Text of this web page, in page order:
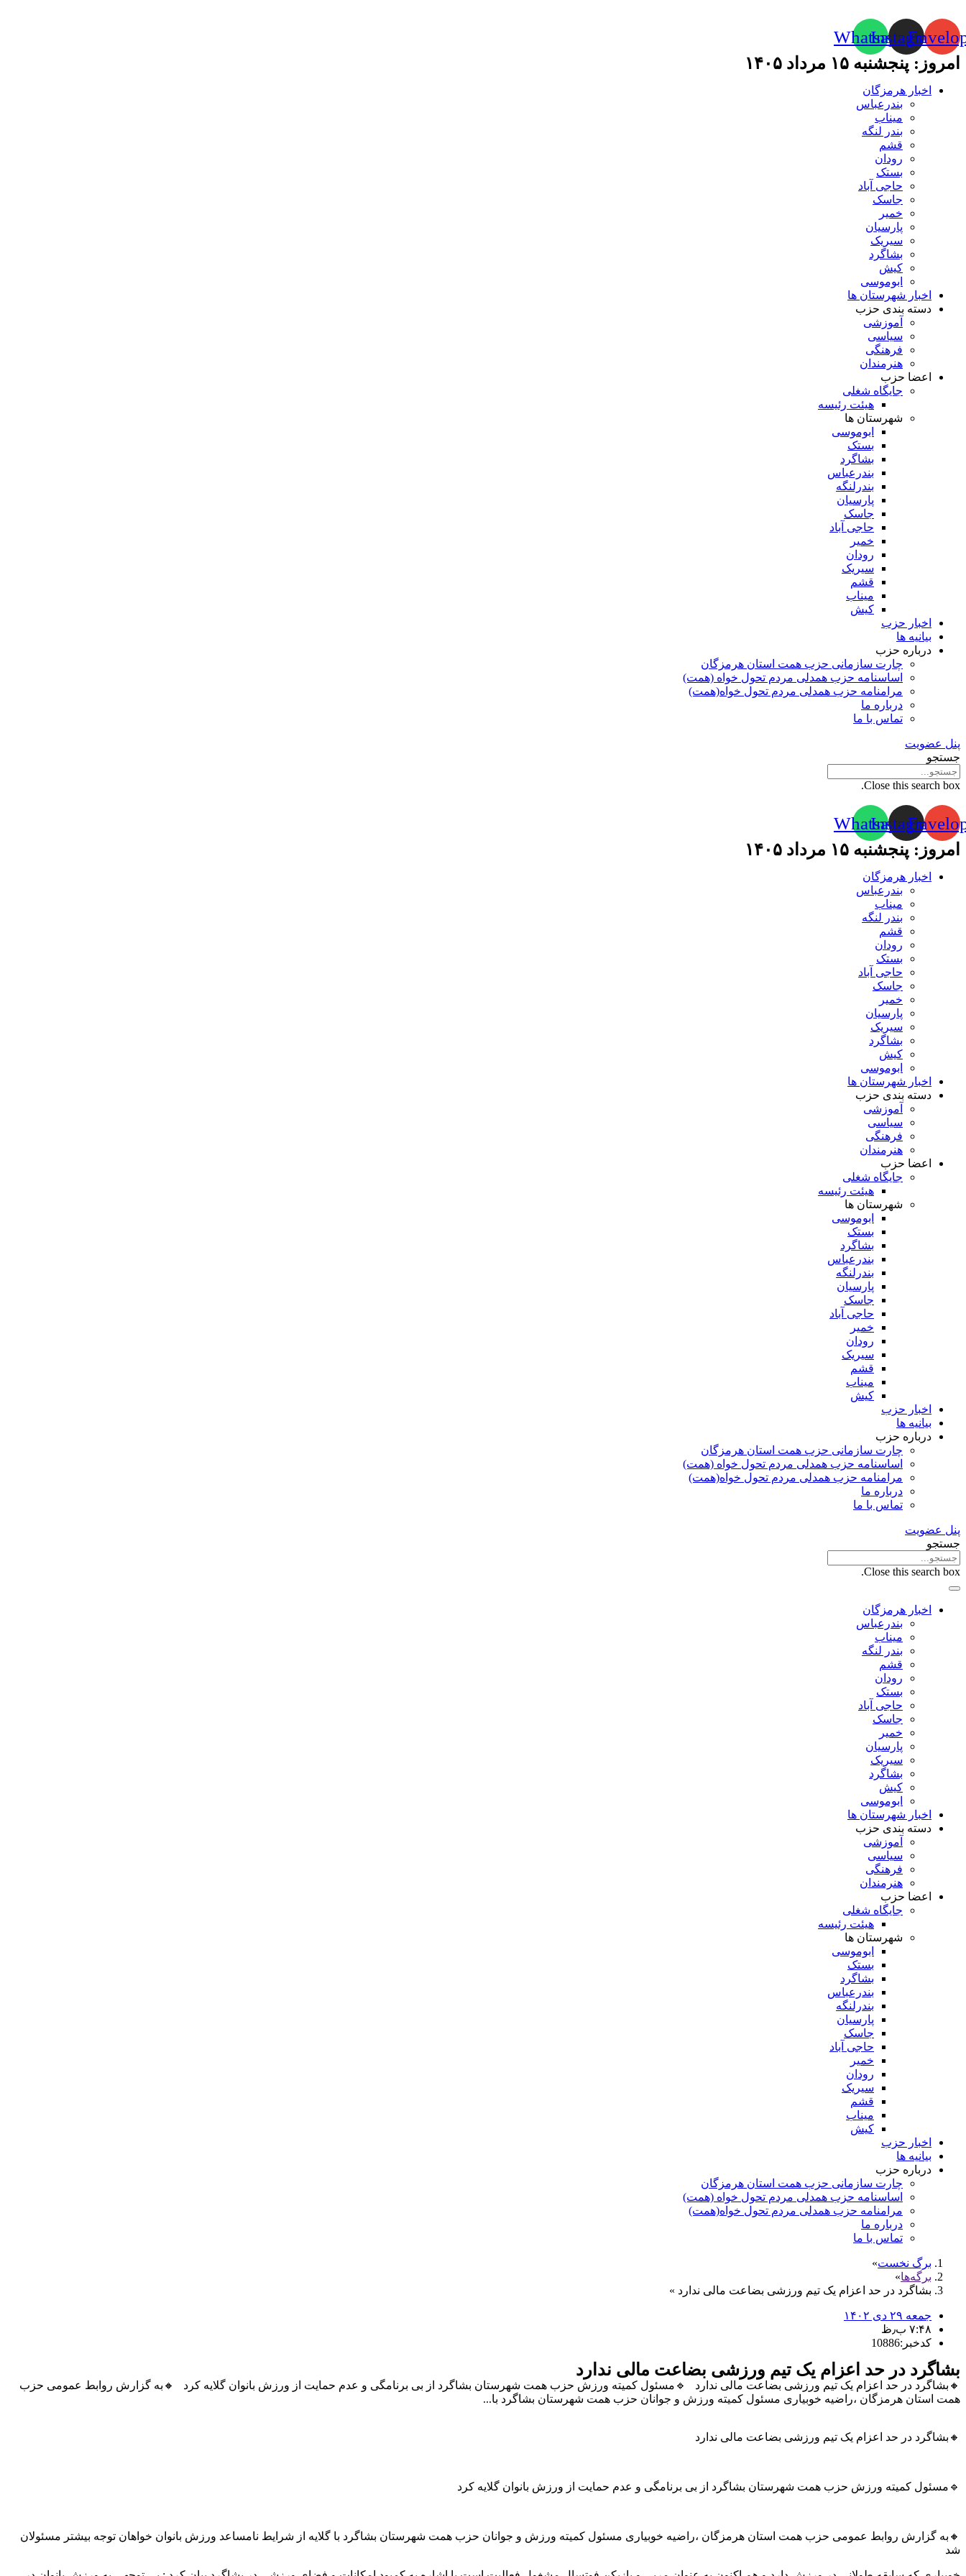
Instagram
Whatsapp
امروز: پنجشنبه ۱۵ مرداد ۱۴۰۵
اخبار هرمزگان
بندرعباس
میناب
بندر لنگه
قشم
رودان
بستک
حاجی آباد
جاسک
خمیر
پارسیان
سیریک
بشاگرد
کیش
ابوموسی
اخبار شهرستان ها
دسته بندی حزب
آموزشی
سیاسی
فرهنگی
هنرمندان
اعضا حزب
جایگاه شغلی
هیئت رئیسه
شهرستان ها
ابوموسی
بستک
بشاگرد
بندرعباس
بندرلنگه
پارسیان
جاسک
حاجی آباد
خمیر
رودان
سیریک
قشم
میناب
کیش
اخبار حزب
بیانیه ها
درباره حزب
چارت سازمانی حزب همت استان هرمزگان
اساسنامه حزب همدلی مردم تحول خواه (همت)
مرامنامه حزب همدلی مردم تحول خواه(همت)
درباره ما
تماس با ما
پنل عضویت
جستجو
Close this search box.
Instagram
Whatsapp
امروز: پنجشنبه ۱۵ مرداد ۱۴۰۵
اخبار هرمزگان
بندرعباس
میناب
بندر لنگه
قشم
رودان
بستک
حاجی آباد
جاسک
خمیر
پارسیان
سیریک
بشاگرد
کیش
ابوموسی
اخبار شهرستان ها
دسته بندی حزب
آموزشی
سیاسی
فرهنگی
هنرمندان
اعضا حزب
جایگاه شغلی
هیئت رئیسه
شهرستان ها
ابوموسی
بستک
بشاگرد
بندرعباس
بندرلنگه
پارسیان
جاسک
حاجی آباد
خمیر
رودان
سیریک
قشم
میناب
کیش
اخبار حزب
بیانیه ها
درباره حزب
چارت سازمانی حزب همت استان هرمزگان
اساسنامه حزب همدلی مردم تحول خواه (همت)
مرامنامه حزب همدلی مردم تحول خواه(همت)
درباره ما
تماس با ما
پنل عضویت
جستجو
Close this search box.
اخبار هرمزگان
بندرعباس
میناب
بندر لنگه
قشم
رودان
بستک
حاجی آباد
جاسک
خمیر
پارسیان
سیریک
بشاگرد
کیش
ابوموسی
اخبار شهرستان ها
دسته بندی حزب
آموزشی
سیاسی
فرهنگی
هنرمندان
اعضا حزب
جایگاه شغلی
هیئت رئیسه
شهرستان ها
ابوموسی
بستک
بشاگرد
بندرعباس
بندرلنگه
پارسیان
جاسک
حاجی آباد
خمیر
رودان
سیریک
قشم
میناب
کیش
اخبار حزب
بیانیه ها
درباره حزب
چارت سازمانی حزب همت استان هرمزگان
اساسنامه حزب همدلی مردم تحول خواه (همت)
مرامنامه حزب همدلی مردم تحول خواه(همت)
درباره ما
تماس با ما
برگ نخست
برگه‌ها
بشاگرد در حد اعزام یک تیم ورزشی بضاعت مالی ندارد
جمعه ۲۹ دی ۱۴۰۲
۷:۴۸ ب٫ظ
کدخبر:10886
بشاگرد در حد اعزام یک تیم ورزشی بضاعت مالی ندارد
🔸بشاگرد در حد اعزام یک تیم ورزشی بضاعت مالی ندارد 🔹مسئول کمیته ورزش حزب همت شهرستان بشاگرد از بی برنامگی و عدم حمایت از ورزش بانوان گلایه کرد 🔸به گزارش روابط عمومی حزب
همت استان هرمزگان ،راضیه خوبیاری مسئول کمیته ورزش و جوانان حزب همت شهرستان بشاگرد با...
🔸بشاگرد در حد اعزام یک تیم ورزشی بضاعت مالی ندارد
🔹مسئول کمیته ورزش حزب همت شهرستان بشاگرد از بی برنامگی و عدم حمایت از ورزش بانوان گلایه کرد
🔸به گزارش روابط عمومی حزب همت استان هرمزگان ،راضیه خوبیاری مسئول کمیته ورزش و جوانان حزب همت شهرستان بشاگرد با گلایه از شرایط نامساعد ورزش بانوان خواهان توجه بیشتر مسئولان
شد